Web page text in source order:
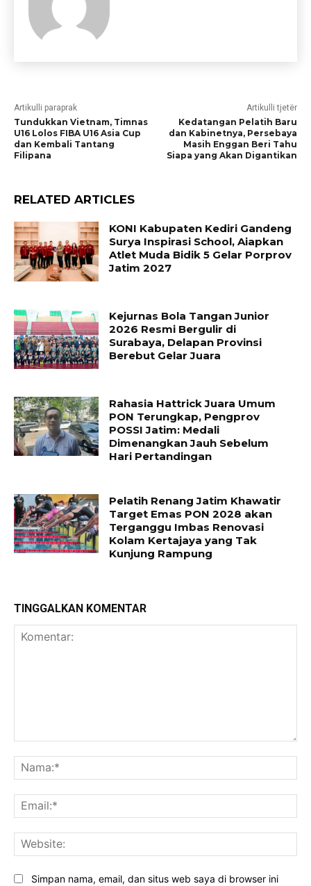
Artikulli paraprak
Tundukkan Vietnam, Timnas
U16 Lolos FIBA U16 Asia Cup
dan Kembali Tantang
Filipana
Artikulli tjetër
Kedatangan Pelatih Baru
dan Kabinetnya, Persebaya
Masih Enggan Beri Tahu
Siapa yang Akan Digantikan
RELATED ARTICLES
KONI Kabupaten Kediri Gandeng
Surya Inspirasi School, Aiapkan
Atlet Muda Bidik 5 Gelar Porprov
Jatim 2027
Kejurnas Bola Tangan Junior
2026 Resmi Bergulir di
Surabaya, Delapan Provinsi
Berebut Gelar Juara
Rahasia Hattrick Juara Umum
PON Terungkap, Pengprov
POSSI Jatim: Medali
Dimenangkan Jauh Sebelum
Hari Pertandingan
Pelatih Renang Jatim Khawatir
Target Emas PON 2028 akan
Terganggu Imbas Renovasi
Kolam Kertajaya yang Tak
Kunjung Rampung
TINGGALKAN KOMENTAR
Simpan nama, email, dan situs web saya di browser ini